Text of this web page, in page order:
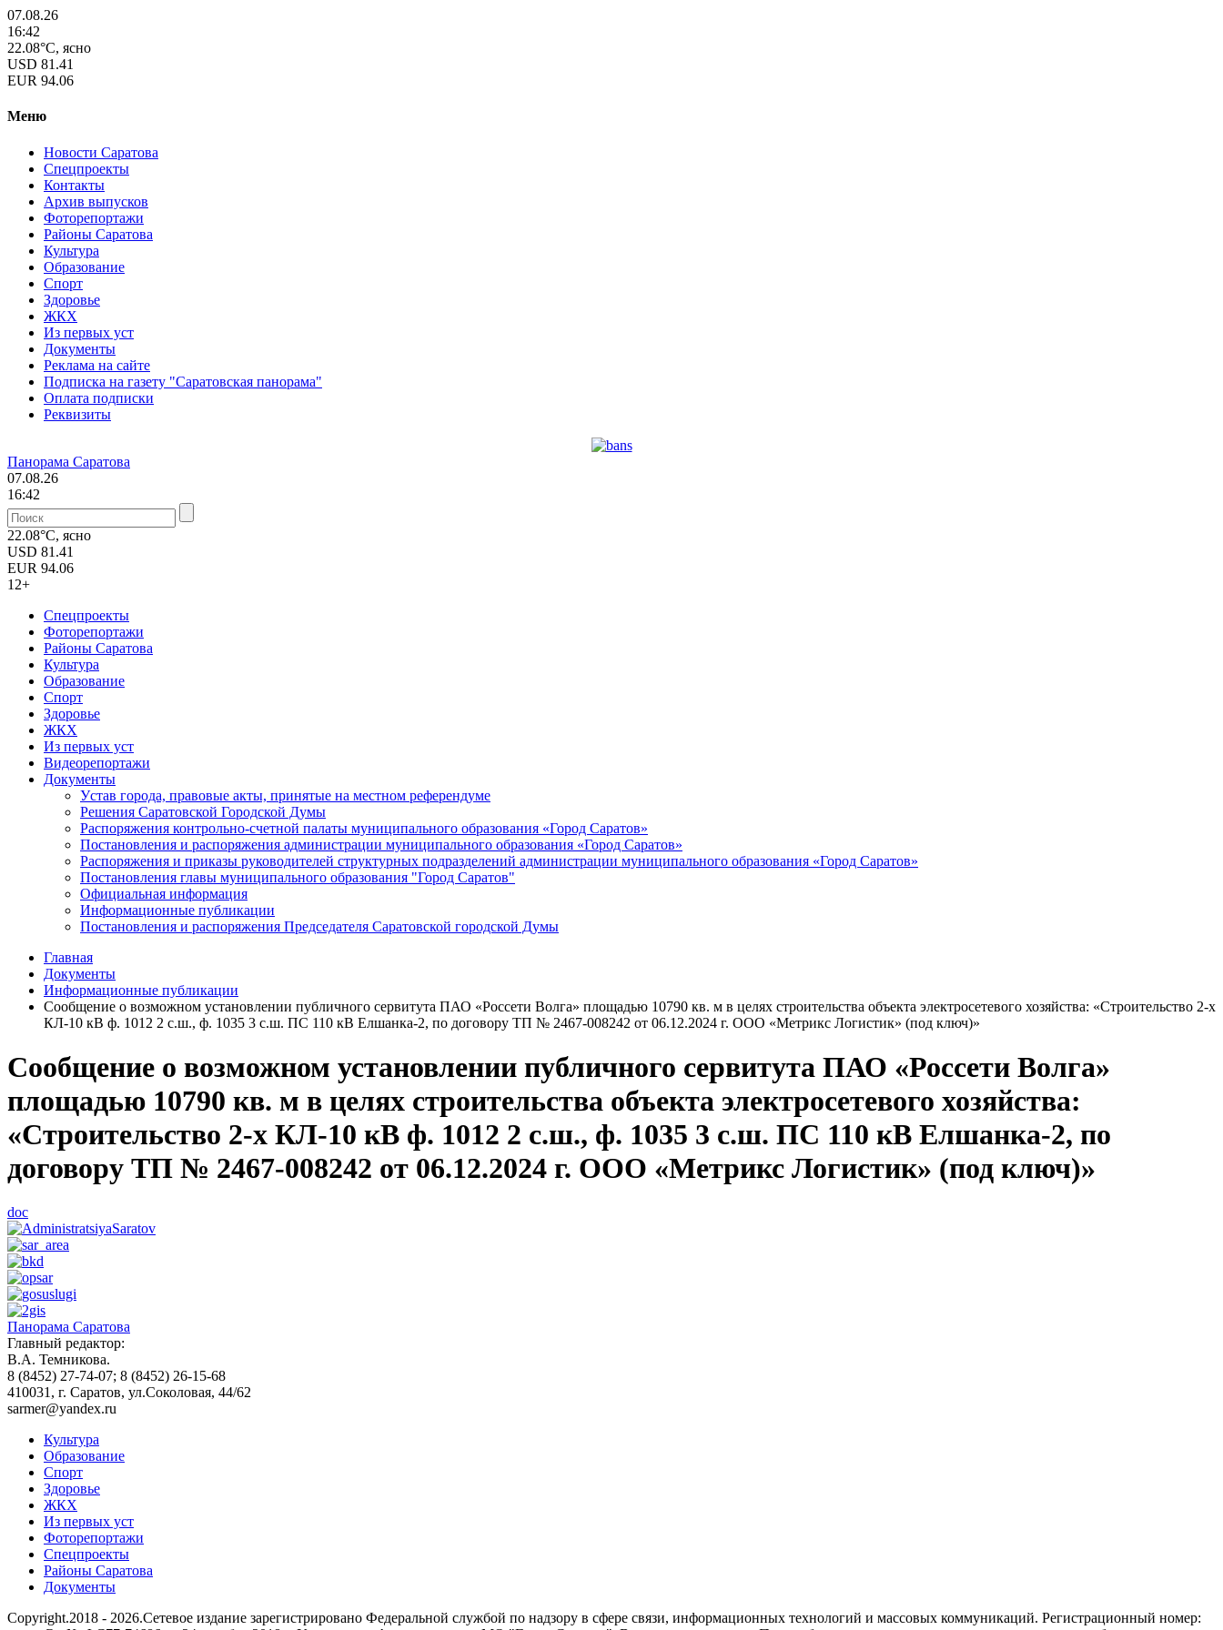
07.08.26
16:42
22.08°C, ясно
USD 81.41
EUR 94.06
Меню
Новости Саратова
Спецпроекты
Контакты
Архив выпусков
Фоторепортажи
Районы Саратова
Культура
Образование
Спорт
Здоровье
ЖКХ
Из пеpвых уст
Документы
Реклама на сайте
Подписка на газету "Саратовская панорама"
Оплата подписки
Реквизиты
Панорама Саратова
07.08.26
16:42
22.08°C, ясно
USD 81.41
EUR 94.06
12+
Спецпроекты
Фоторепортажи
Районы Саратова
Культура
Образование
Спорт
Здоровье
ЖКХ
Из пеpвых уст
Видеорепортажи
Документы
Уcтав города, правовые акты, принятые на местном референдуме
Решения Саратовской Городской Думы
Распоряжения контрольно-счетной палаты муниципального образования «Город Саратов»
Постановления и распоряжения администрации муниципального образования «Город Саратов»
Распоряжения и приказы руководителей структурных подразделений администрации муниципального образования «Город Саратов»
Постановления главы муниципального образования "Город Саратов"
Официальная информация
Информационные публикации
Постановления и распоряжения Председателя Саратовской городской Думы
Главная
Документы
Информационные публикации
Сообщение о возможном установлении публичного сервитута ПАО «Россети Волга» площадью 10790 кв. м в целях строительства объекта электросетевого хозяйства: «Строительство 2-х
КЛ-10 кВ ф. 1012 2 с.ш., ф. 1035 3 с.ш. ПС 110 кВ Елшанка-2, по договору ТП № 2467-008242 от 06.12.2024 г. ООО «Метрикс Логистик» (под ключ)»
Сообщение о возможном установлении публичного сервитута ПАО «Россети Волга»
площадью 10790 кв. м в целях строительства объекта электросетевого хозяйства:
«Строительство 2-х КЛ-10 кВ ф. 1012 2 с.ш., ф. 1035 3 с.ш. ПС 110 кВ Елшанка-2, по
договору ТП № 2467-008242 от 06.12.2024 г. ООО «Метрикс Логистик» (под ключ)»
doc
Панорама Саратова
Главный редактор:
В.А. Темникова.
8 (8452) 27-74-07; 8 (8452) 26-15-68
410031, г. Саратов, ул.Соколовая, 44/62
sarmer@yandex.ru
Культура
Образование
Спорт
Здоровье
ЖКХ
Из пеpвых уст
Фоторепортажи
Спецпроекты
Районы Саратова
Документы
Copyright.2018 - 2026.Сетевое издание зарегистрировано Федеральной службой по надзору в сфере связи, информационных технологий и массовых коммуникаций. Регистрационный номер: